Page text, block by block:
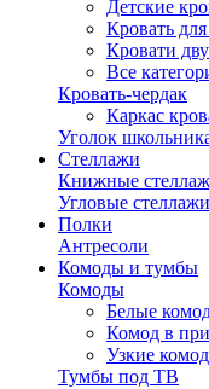
Детские
Кровать
Кровати
Все
Кровать-чердак
Каркас
Уголок
Стеллажи
Книжные
Угловые стеллажи
Полки
Антресоли
Комоды и тумбы
Комоды
Белые
Комод в
Узкие
Тумбы под ТВ